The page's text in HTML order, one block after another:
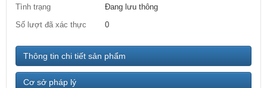
Tình trạng
Đang lưu thông
Số lượt đã xác thực
0
Thông tin chi tiết sản phẩm
Cơ sở pháp lý